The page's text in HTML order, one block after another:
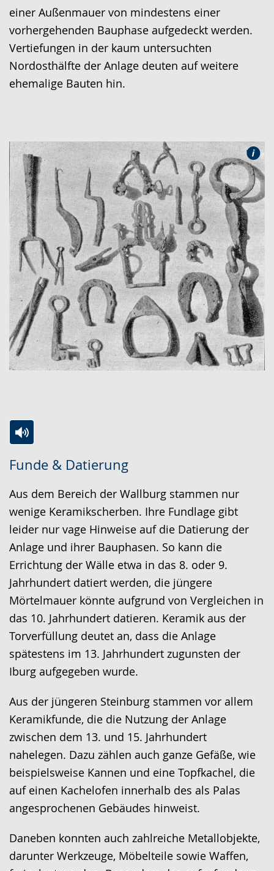
einer Außenmauer von mindestens einer
vorhergehenden Bauphase aufgedeckt werden.
Vertiefungen in der kaum untersuchten
Nordosthälfte der Anlage deuten auf weitere
ehemalige Bauten hin.
Funde & Datierung
Leichten
Sprache
wechseln.
Audio-
Unterstützung.
Video
in
Deutscher
Gebärdensprache
wird
angezeigt.
Aus dem Bereich der Wallburg stammen nur
wenige Keramikscherben. Ihre Fundlage gibt
leider nur vage Hinweise auf die Datierung der
Anlage und ihrer Bauphasen. So kann die
Errichtung der Wälle etwa in das 8. oder 9.
Jahrhundert datiert werden, die jüngere
Mörtelmauer könnte aufgrund von Vergleichen in
das 10. Jahrhundert datieren. Keramik aus der
Torverfüllung deutet an, dass die Anlage
spätestens im 13. Jahrhundert zugunsten der
Iburg aufgegeben wurde.
Aus der jüngeren Steinburg stammen vor allem
Keramikfunde, die die Nutzung der Anlage
zwischen dem 13. und 15. Jahrhundert
nahelegen. Dazu zählen auch ganze Gefäße, wie
beispielsweise Kannen und eine Topfkachel, die
auf einen Kachelofen innerhalb des als Palas
angesprochenen Gebäudes hinweist.
Daneben konnten auch zahlreiche Metallobjekte,
darunter Werkzeuge, Möbelteile sowie Waffen,